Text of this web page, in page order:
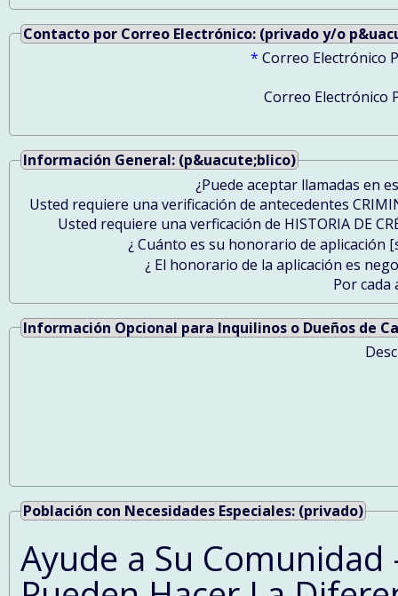
Contacto por Correo Electrónico: (privado y/o
* Correo Electrónico
Correo Electrónico
Información General: (p&uacute;blico)
¿Puede aceptar llamadas en
Usted requiere una verificación de antecedentes
Usted requiere una verficación de HISTORIA DE
¿ Cuánto es su honorario de aplicación
¿ El honorario de la aplicación es
Por cada
Información Opcional para Inquilinos o Dueños de
Población con Necesidades Especiales: (privado)
Ayude a Su